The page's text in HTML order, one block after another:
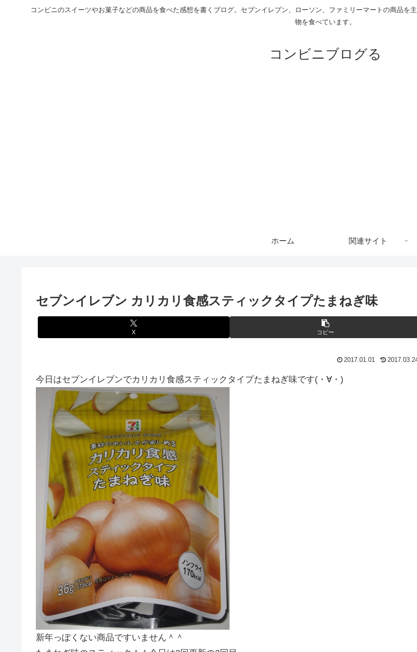
コンビニのスイーツやお菓子などの商品を食べた感想を書くブログ。セブンイレブン、ローソン、ファミリーマートの商品を
物を食べています。
コンビニブログる
ホーム 関連サイト
セブンイレブン カリカリ食感スティックタイプたまねぎ味
X コピー
2017.01.01
今日はセブンイレブンでカリカリ食感スティックタイプたまねぎ味です(・∀・)
新年っぽくない商品ですいません＾＾